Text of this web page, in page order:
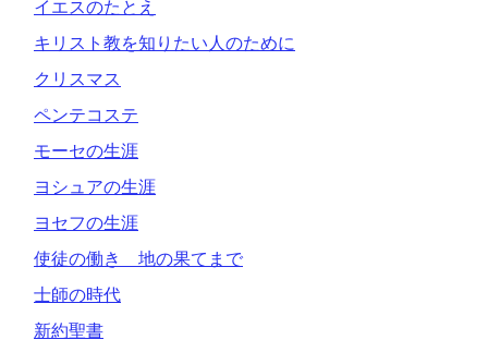
イエスのたとえ
キリスト教を知りたい人のために
クリスマス
ペンテコステ
モーセの生涯
ヨシュアの生涯
ヨセフの生涯
使徒の働き 地の果てまで
士師の時代
新約聖書